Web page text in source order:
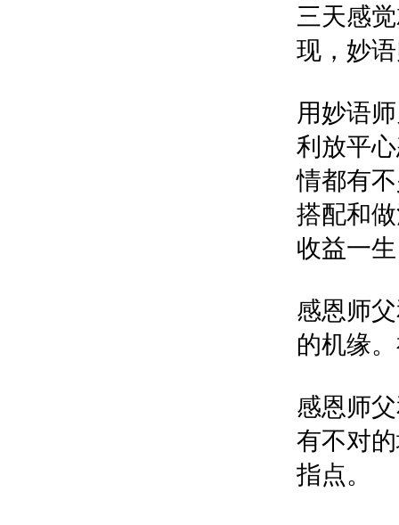
三天感
现，妙
用妙语
利放平
情都有
搭配和
收益一
感恩师
的机缘
感恩师
有不对
指点。